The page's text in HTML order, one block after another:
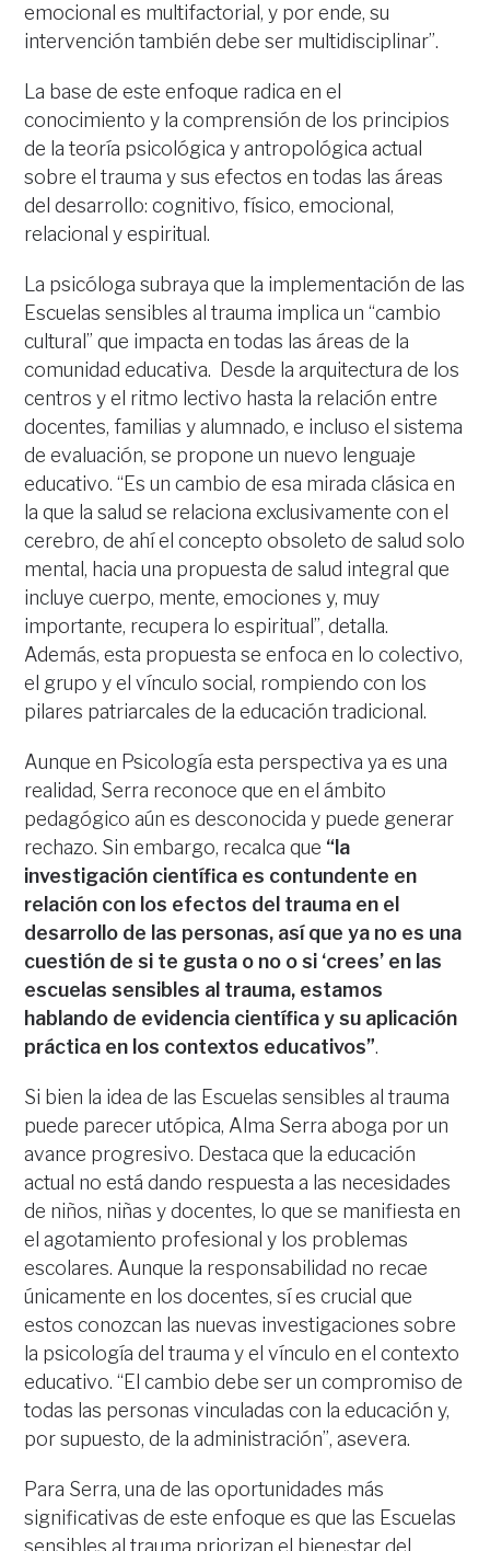
emocional es multifactorial, y por ende, su
intervención también debe ser multidisciplinar”.
La base de este enfoque radica en el
conocimiento y la comprensión de los principios
de la teoría psicológica y antropológica actual
sobre el trauma y sus efectos en todas las áreas
del desarrollo: cognitivo, físico, emocional,
relacional y espiritual.
La psicóloga subraya que la implementación de las
Escuelas sensibles al trauma implica un “cambio
cultural” que impacta en todas las áreas de la
comunidad educativa. Desde la arquitectura de los
centros y el ritmo lectivo hasta la relación entre
docentes, familias y alumnado, e incluso el sistema
de evaluación, se propone un nuevo lenguaje
educativo. “Es un cambio de esa mirada clásica en
la que la salud se relaciona exclusivamente con el
cerebro, de ahí el concepto obsoleto de salud solo
mental, hacia una propuesta de salud integral que
incluye cuerpo, mente, emociones y, muy
importante, recupera lo espiritual”, detalla.
Además, esta propuesta se enfoca en lo colectivo,
el grupo y el vínculo social, rompiendo con los
pilares patriarcales de la educación tradicional.
Aunque en Psicología esta perspectiva ya es una
realidad, Serra reconoce que en el ámbito
pedagógico aún es desconocida y puede generar
rechazo. Sin embargo, recalca que “la
investigación científica es contundente en
relación con los efectos del trauma en el
desarrollo de las personas, así que ya no es una
cuestión de si te gusta o no o si ‘crees’ en las
escuelas sensibles al trauma, estamos
hablando de evidencia científica y su aplicación
práctica en los contextos educativos”.
Si bien la idea de las Escuelas sensibles al trauma
puede parecer utópica, Alma Serra aboga por un
avance progresivo. Destaca que la educación
actual no está dando respuesta a las necesidades
de niños, niñas y docentes, lo que se manifiesta en
el agotamiento profesional y los problemas
escolares. Aunque la responsabilidad no recae
únicamente en los docentes, sí es crucial que
estos conozcan las nuevas investigaciones sobre
la psicología del trauma y el vínculo en el contexto
educativo. “El cambio debe ser un compromiso de
todas las personas vinculadas con la educación y,
por supuesto, de la administración”, asevera.
Para Serra, una de las oportunidades más
significativas de este enfoque es que las Escuelas